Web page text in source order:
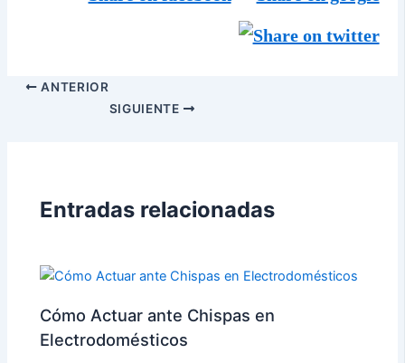
ANTERIOR
SIGUIENTE
Entradas relacionadas
Cómo Actuar ante Chispas en
Electrodomésticos